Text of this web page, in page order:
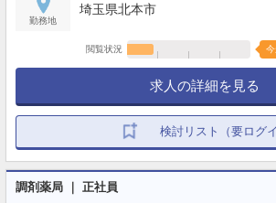
勤務地
埼玉県北本市
閲覧状況 今
求人の詳細を見る
検討リスト（要ログイ
調剤薬局 ｜ 正社員